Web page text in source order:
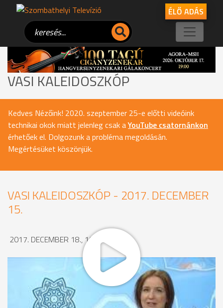
ÉLŐ ADÁS
VASI KALEIDOSZKÓP
Kedves Nézőink! 2020. szeptember 25-e előtti videóink
technikai okok miatt jelenleg csak aYouTube csatornánkon
érhetőek el. Dolgozunk a probléma megoldásán.
Megértésüket köszönjük.
VASI KALEIDOSZKÓP - 2017. DECEMBER
15.
2017. DECEMBER 18., 16:14
MEGOSZTÁS